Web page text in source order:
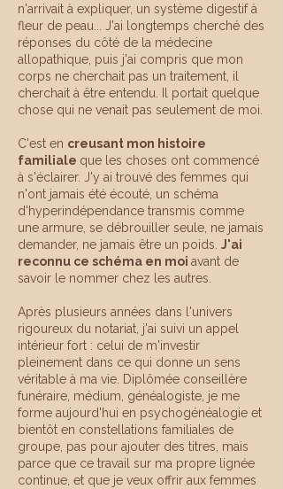
n'arrivait à expliquer, un système digestif à
fleur de peau... J'ai longtemps cherché des
réponses du côté de la médecine
allopathique, puis j'ai compris que mon
corps ne cherchait pas un traitement, il
cherchait à être entendu. Il portait quelque
chose qui ne venait pas seulement de moi.
C'est en creusant mon histoire
familiale que les choses ont commencé
à s'éclairer. J'y ai trouvé des femmes qui
n'ont jamais été écouté, un schéma
d'hyperindépendance transmis comme
une armure, se débrouiller seule, ne jamais
demander, ne jamais être un poids. J'ai
reconnu ce schéma en moi avant de
savoir le nommer chez les autres.
Après plusieurs années dans l'univers
rigoureux du notariat, j'ai suivi un appel
intérieur fort : celui de m'investir
pleinement dans ce qui donne un sens
véritable à ma vie. Diplômée conseillère
funéraire, médium, généalogiste, je me
forme aujourd'hui en psychogénéalogie et
bientôt en constellations familiales de
groupe, pas pour ajouter des titres, mais
parce que ce travail sur ma propre lignée
continue, et que je veux offrir aux femmes